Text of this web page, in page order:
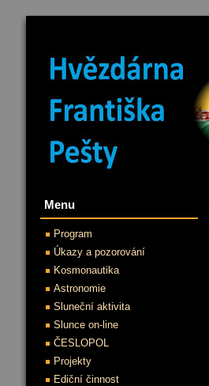
Menu
Program
Úkazy a pozorování
Kosmonautika
Astronomie
Sluneční aktivita
Slunce on-line
ČESLOPOL
Projekty
Ediční činnost